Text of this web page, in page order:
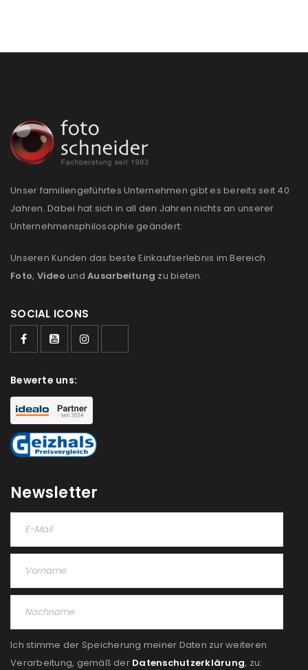
Unser familiengeführtes Unternehmen gibt es bereits seit 40
Jahren. Dabei hat sich in all den Jahren nichts an unserer
Unternehmensphilosophie geändert:
Unseren Kunden das beste Einkaufserlebnis im Bereich
Foto, Video und Ausarbeitung zu bieten.
SOCIAL ICONS
Bewerte uns:
Newsletter
Ich stimme der Speicherung meiner Daten zur weiteren
Verarbeitung, gemäß der Datenschutzerklärung, zu: